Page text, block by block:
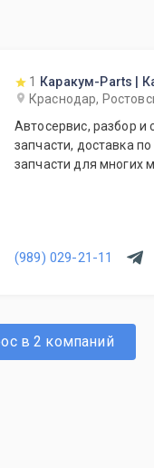
1
Каракум-Parts |
Краснодар,
Автосервис, разбор и
запчасти, доставка
запчасти для многих
(989) 029-21-11
в 2 компаний